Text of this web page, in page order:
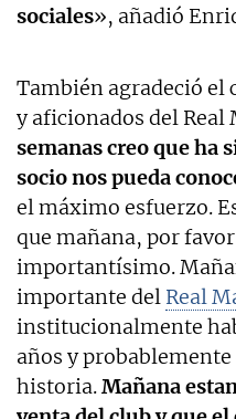
sociales», añadió
También agradeció el
y aficionados del Real
semanas creo que ha
socio nos pueda
el máximo esfuerzo.
que mañana, por
importantísimo.
importante del Real
institucionalmente
años y
historia.Mañana